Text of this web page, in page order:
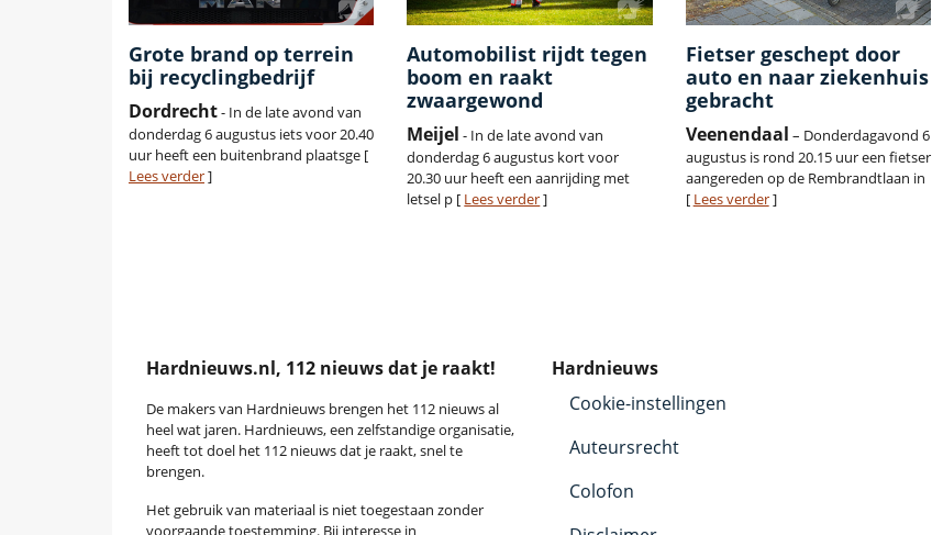
Grote brand op terrein
bij recyclingbedrijf
Dordrecht- In de late avond van
donderdag 6 augustus iets voor 20.40
uur heeft een buitenbrand plaatsge [
Lees verder]
Automobilist rijdt tegen
boom en raakt
zwaargewond
Meijel - In de late avond van
donderdag 6 augustus kort voor
20.30 uur heeft een aanrijding met
letsel p [ Lees verder]
Fietser geschept door
auto en naar ziekenhuis
gebracht
Veenendaal – Donderdagavond 6
augustus is rond 20.15 uur een fietser
aangereden op de Rembrandtlaan in
[ Lees verder]
Hardnieuws.nl, 112 nieuws dat je raakt!
De makers van Hardnieuws brengen het 112 nieuws al
heel wat jaren. Hardnieuws, een zelfstandige organisatie,
heeft tot doel het 112 nieuws dat je raakt, snel te
brengen.
Het gebruik van materiaal is niet toegestaan zonder
voorgaande toestemming. Bij interesse in
Hardnieuws
Cookie-instellingen
Auteursrecht
Colofon